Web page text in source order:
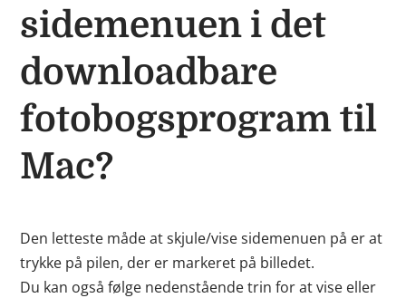
sidemenuen i det
downloadbare
fotobogsprogram til
Mac?
Den letteste måde at skjule/vise sidemenuen på er at
trykke på pilen, der er markeret på billedet.
Du kan også følge nedenstående trin for at vise eller